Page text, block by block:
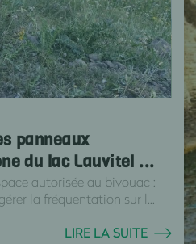
panneaux
du lac Lauvitel ...
autorisée au bivouac :
la fréquentation sur l...
LIRE LA SUITE